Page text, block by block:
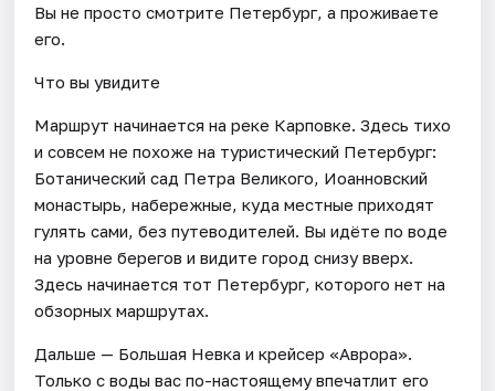
Вы не просто смотрите Петербург, а проживаете
его.
Что вы увидите
Маршрут начинается на реке Карповке. Здесь тихо
и совсем не похоже на туристический Петербург:
Ботанический сад Петра Великого, Иоанновский
монастырь, набережные, куда местные приходят
гулять сами, без путеводителей. Вы идёте по воде
на уровне берегов и видите город снизу вверх.
Здесь начинается тот Петербург, которого нет на
обзорных маршрутах.
Дальше — Большая Невка и крейсер «Аврора».
Только с воды вас по-настоящему впечатлит его